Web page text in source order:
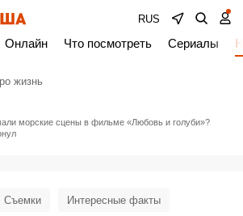
RUS
Онлайн Что посмотреть Сериалы
жизнь
морские сцены в фильме «Любовь и голуби»?
Съемки Интересные факты